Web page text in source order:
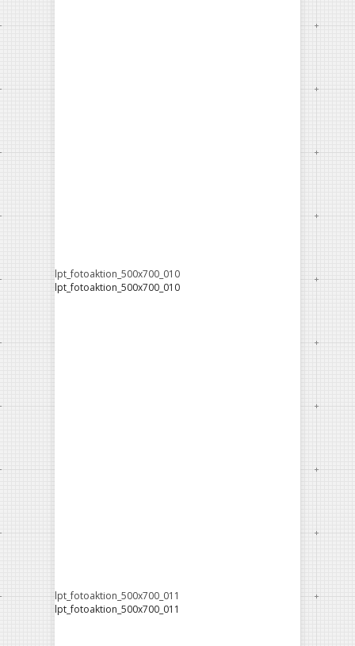
lpt_fotoaktion_500x700_010
lpt_fotoaktion_500x700_010
lpt_fotoaktion_500x700_011
lpt_fotoaktion_500x700_011